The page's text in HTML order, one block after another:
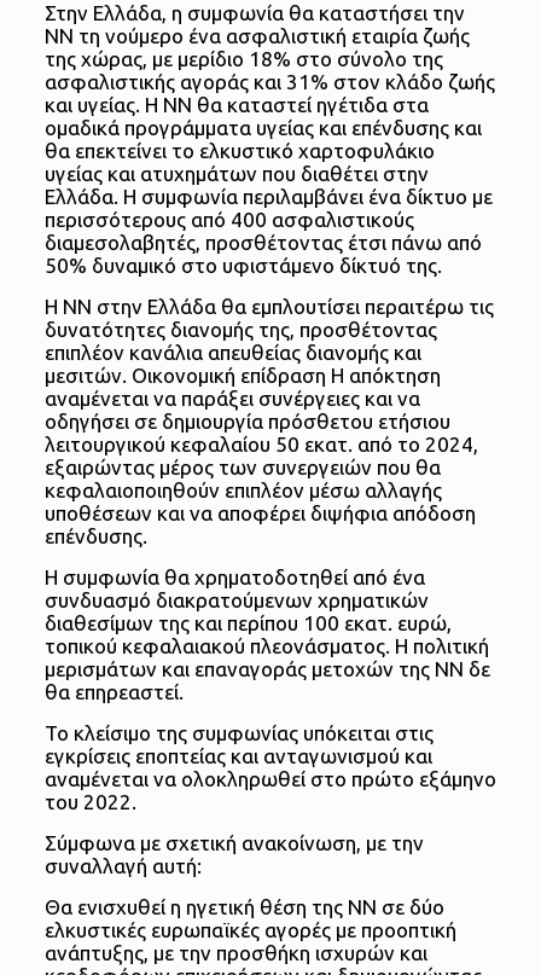
Στην Ελλάδα, η συμφωνία θα καταστήσει την
ΝΝ τη νούμερο ένα ασφαλιστική εταιρία ζωής
της χώρας, με μερίδιο 18% στο σύνολο της
ασφαλιστικής αγοράς και 31% στον κλάδο ζωής
και υγείας. Η ΝΝ θα καταστεί ηγέτιδα στα
ομαδικά προγράμματα υγείας και επένδυσης και
θα επεκτείνει το ελκυστικό χαρτοφυλάκιο
υγείας και ατυχημάτων που διαθέτει στην
Ελλάδα. Η συμφωνία περιλαμβάνει ένα δίκτυο με
περισσότερους από 400 ασφαλιστικούς
διαμεσολαβητές, προσθέτοντας έτσι πάνω από
50% δυναμικό στο υφιστάμενο δίκτυό της.
Η ΝΝ στην Ελλάδα θα εμπλουτίσει περαιτέρω τις
δυνατότητες διανομής της, προσθέτοντας
επιπλέον κανάλια απευθείας διανομής και
μεσιτών. Οικονομική επίδραση Η απόκτηση
αναμένεται να παράξει συνέργειες και να
οδηγήσει σε δημιουργία πρόσθετου ετήσιου
λειτουργικού κεφαλαίου 50 εκατ. από το 2024,
εξαιρώντας μέρος των συνεργειών που θα
κεφαλαιοποιηθούν επιπλέον μέσω αλλαγής
υποθέσεων και να αποφέρει διψήφια απόδοση
επένδυσης.
Η συμφωνία θα χρηματοδοτηθεί από ένα
συνδυασμό διακρατούμενων χρηματικών
διαθεσίμων της και περίπου 100 εκατ. ευρώ,
τοπικού κεφαλαιακού πλεονάσματος. Η πολιτική
μερισμάτων και επαναγοράς μετοχών της ΝΝ δε
θα επηρεαστεί.
Το κλείσιμο της συμφωνίας υπόκειται στις
εγκρίσεις εποπτείας και ανταγωνισμού και
αναμένεται να ολοκληρωθεί στο πρώτο εξάμηνο
του 2022.
Σύμφωνα με σχετική ανακοίνωση, με την
συναλλαγή αυτή:
Θα ενισχυθεί η ηγετική θέση της ΝΝ σε δύο
ελκυστικές ευρωπαϊκές αγορές με προοπτική
ανάπτυξης, με την προσθήκη ισχυρών και